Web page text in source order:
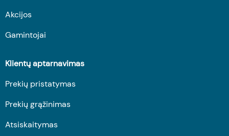
Akcijos
Gamintojai
Klientų aptarnavimas
Prekių pristatymas
Prekių grąžinimas
Atsiskaitymas